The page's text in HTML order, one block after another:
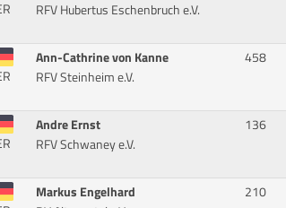
RFV Hubertus Eschenbruch e.V.
Ann-Cathrine von Kanne
RFV Steinheim e.V.
458
Andre Ernst
RFV Schwaney e.V.
136
Markus Engelhard
210